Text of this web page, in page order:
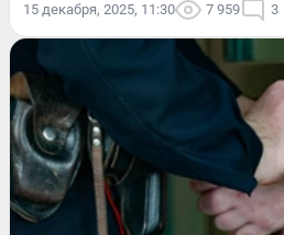
15 декабря, 2025, 11:30 7 959 3